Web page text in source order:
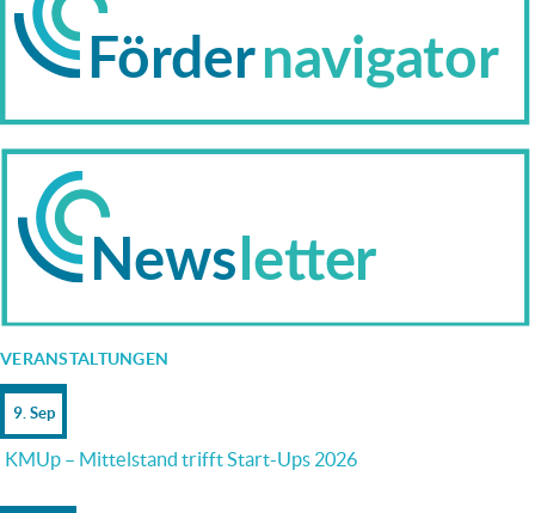
VERANSTALTUNGEN
9. Sep
KMUp – Mittelstand trifft Start-Ups 2026